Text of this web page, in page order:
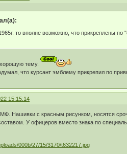
то вполне возможно, что прикреплены
тему.
что курсант эмблему прикрепил по
15:15:14
Нашивки с красным рисунком, носятся
У офицеров вместо знака по